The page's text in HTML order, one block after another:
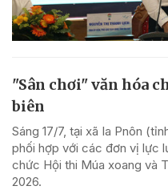
"Sân chơi" văn hóa
biên
Sáng 17/7, tại xã Ia Pnôn
phối hợp với các đơn vị lực
chức Hội thi Múa xoang và
2026.